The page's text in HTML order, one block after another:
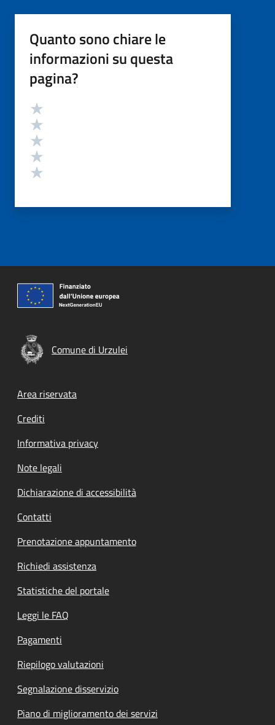
Quanto sono chiare le
informazioni su questa
pagina?
Valutazione
Comune di Urzulei
Footer menu
Area riservata
Crediti
Informativa privacy
Note legali
Dichiarazione di accessibilità
Contatti
Prenotazione appuntamento
Richiedi assistenza
Statistiche del portale
Leggi le FAQ
Pagamenti
Riepilogo valutazioni
Segnalazione disservizio
Piano di miglioramento dei servizi